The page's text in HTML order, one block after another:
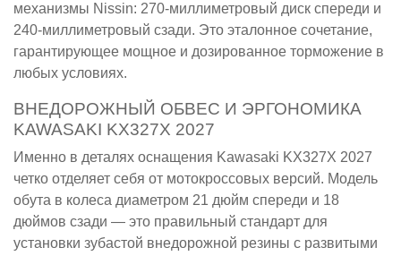
механизмы Nissin: 270-миллиметровый диск спереди и
240-миллиметровый сзади. Это эталонное сочетание,
гарантирующее мощное и дозированное торможение в
любых условиях.
ВНЕДОРОЖНЫЙ ОБВЕС И ЭРГОНОМИКА
KAWASAKI KX327X 2027
Именно в деталях оснащения Kawasaki KX327X 2027
четко отделяет себя от мотокроссовых версий. Модель
обута в колеса диаметром 21 дюйм спереди и 18
дюймов сзади — это правильный стандарт для
установки зубастой внедорожной резины с развитыми